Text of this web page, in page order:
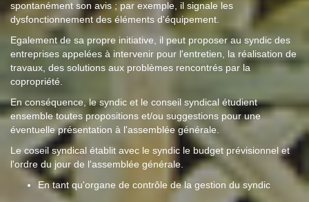
spontanément son avis ; par exemple, il signale les
dysfonctionnement des éléments d'équipement.
Egalement de sa propre initiative, il peut proposer au syndic des
entreprises appelées à intervenir pour l'entretien, la réalisation de
travaux, des solutions aux problèmes rencontrés par la
copropriété.
En conséquence, le syndic et le conseil syndical étudient
ensemble toutes propositions et/ou suggestions pour une
éventuelle présentation à l'assemblée générale.
Le coseil syndical établit avec le syndic le budget prévisionnel et
l'ordre du jour de l'assemblée générale.
En tant qu'organe de contrôle de la gestion du syndic